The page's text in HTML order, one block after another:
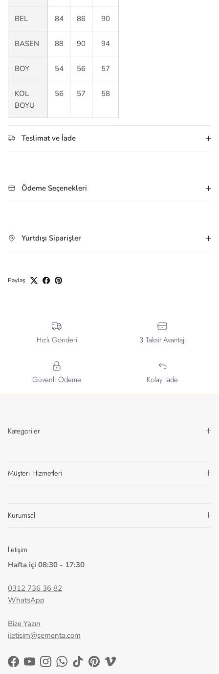
BEL 84 86 90
BASEN 88 90 94
BOY 54 56 57
KOL
BOYU
56 57 58
Teslimat ve İade
Ödeme Seçenekleri
Yurtdışı Siparişler
Paylaş
Hızlı Gönderi 3 Taksit Avantajı
Güvenli Ödeme Kolay İade
Kategoriler
Müşteri Hizmetleri
Kurumsal
İletişim
Hafta içi 08:30 - 17:30
0312 736 36 82
WhatsApp
Bize Yazın
iletisim@sementa.com
Facebook
YouTubeInstagramWhatsApp
TikTokPinterestVimeo